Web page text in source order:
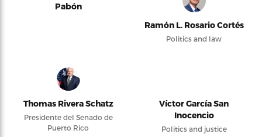
Pabón
Ramón L. Rosario Cortés
Politics and law
Thomas Rivera Schatz
Presidente del Senado de
Puerto Rico
Víctor García San
Inocencio
Politics and justice